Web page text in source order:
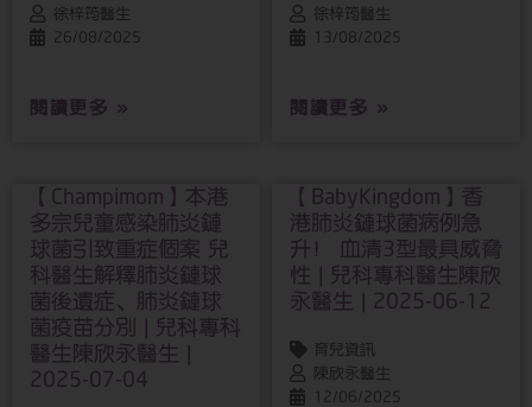
徐梓筠醫生
26/08/2025
閱讀更多 »
徐梓筠醫生
13/08/2025
閱讀更多 »
【Champimom】本港
多宗兒童感染肺炎鏈
球菌引致重症個案 兒
科醫生解釋肺炎鏈球
菌後遺症、肺炎鏈球
菌疫苗分別 | 兒科專科
醫生陳欣永醫生 |
2025-07-04
【BabyKingdom】香
港肺炎鏈球菌病例急
升！ 血清3型最具威脅
性 | 兒科專科醫生陳欣
永醫生 | 2025-06-12
育兒資訊
陳欣永醫生
12/06/2025